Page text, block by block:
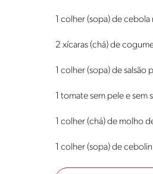
1 colher (sopa) de cebola
2 xícaras (chá) de
1 colher (sopa) de salsão
1 tomate sem pele e
1 colher (chá) de molho
1 colher (sopa) de